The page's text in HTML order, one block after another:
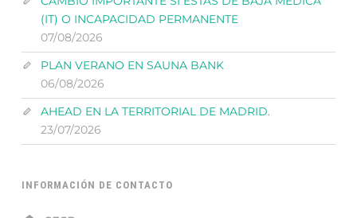
(IT) O INCAPACIDAD PERMANENTE
07/08/2026
PLAN VERANO EN SAUNA BANK
06/08/2026
AHEAD EN LA TERRITORIAL DE MADRID.
23/07/2026
INFORMACIÓN DE CONTACTO